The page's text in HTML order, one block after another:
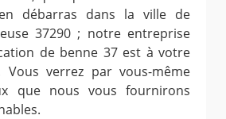
débarras dans la ville de
37290 ; notre entreprise
de benne 37 est à votre
Vous verrez par vous-même
que nous vous fournirons